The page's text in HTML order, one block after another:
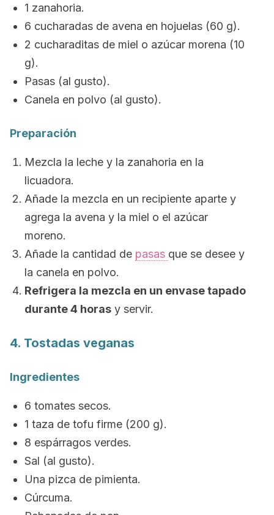
1 zanahoria.
6 cucharadas de avena en hojuelas (60 g).
2 cucharaditas de miel o azúcar morena (10
g).
Pasas (al gusto).
Canela en polvo (al gusto).
Preparación
Mezcla la leche y la zanahoria en la
licuadora.
Añade la mezcla en un recipiente aparte y
agrega la avena y la miel o el azúcar
moreno.
Añade la cantidad de pasas que se desee y
la canela en polvo.
Refrigera la mezcla en un envase tapado
durante 4 horas y servir.
4. Tostadas veganas
Ingredientes
6 tomates secos.
1 taza de tofu firme (200 g).
8 espárragos verdes.
Sal (al gusto).
Una pizca de pimienta.
Cúrcuma.